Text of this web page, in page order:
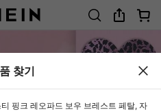
찾기
핑크 레오파드 보우 브레스트 페탈, 자